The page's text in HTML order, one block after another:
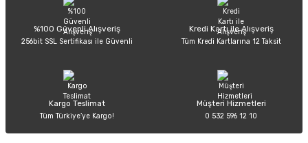
Ürün açıklamasında eksik bilgiler bulunuyor.
Ürün bilgilerinde hatalar bulunuyor.
Ürün fiyatı diğer sitelerden daha pahalı.
%100 Güvenli Alışveriş
256bit SSL Sertifikası ile Güvenli
Kredi Kartı ile Alışveriş
Tüm Kredi Kartlarına 12 Taksit
Kargo Teslimat
Tüm Türkiye’ye Kargo!
Müşteri Hizmetleri
0 532 596 12 10